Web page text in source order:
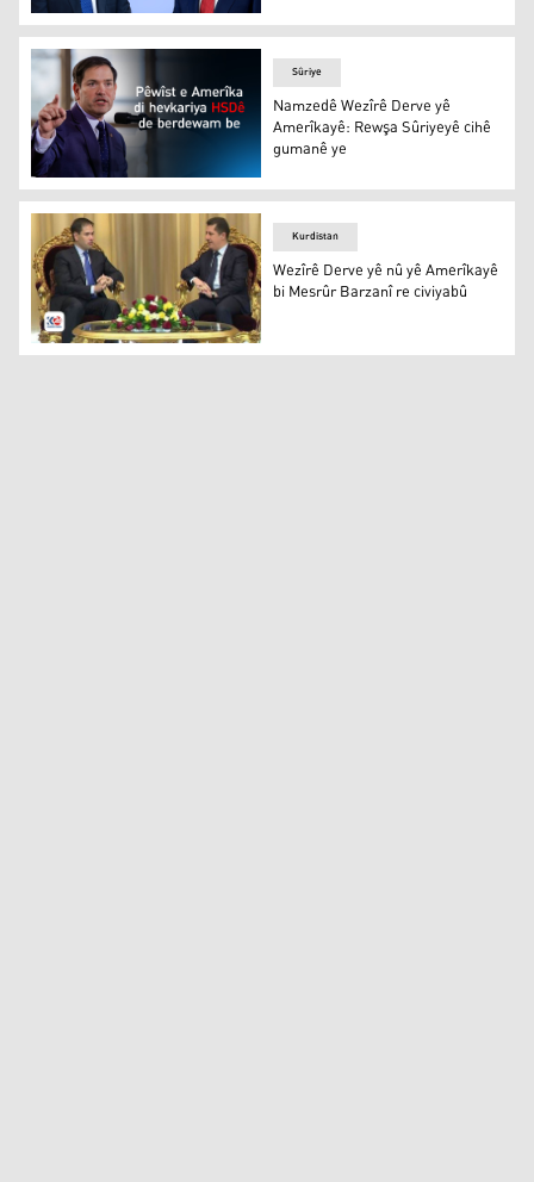
Mesrûr Barzanî pîrozbahiyê li Wezîrê Derve yê nû yê
Namzedê Wezîrê Derve yê Amerîkayê: Rewşa Sûriyeyê
Sûriye
Namzedê Wezîrê Derve yê
Amerîkayê: Rewşa Sûriyeyê cihê
gumanê ye
Wezîrê Derve yê nû yê Amerîkayê bi Mesrûr Barzanî re
Kurdistan
Wezîrê Derve yê nû yê Amerîkayê
bi Mesrûr Barzanî re civiyabû